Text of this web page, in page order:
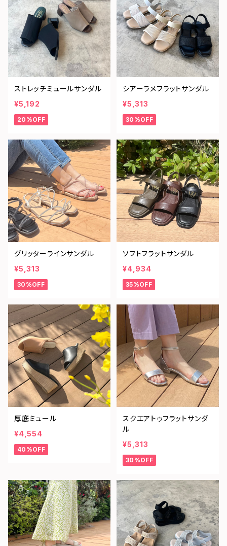
ストレッチミュールサンダル
¥5,192
20%OFF
シアーラメフラットサンダル
¥5,313
30%OFF
グリッターラインサンダル
¥5,313
30%OFF
ソフトフラットサンダル
¥4,934
35%OFF
厚底ミュール
¥4,554
40%OFF
スクエアトゥフラットサンダ
ル
¥5,313
30%OFF